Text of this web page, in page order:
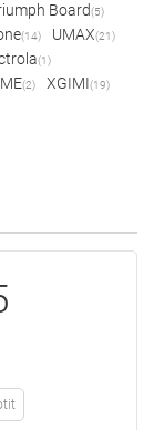
Board(5)
(14) UMAX(21)
(1)
(2) XGIMI(19)